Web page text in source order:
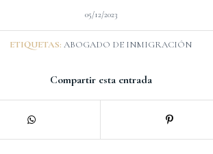
05/12/2023
ETIQUETAS: ABOGADO DE INMIGRACIÓN
Compartir esta entrada